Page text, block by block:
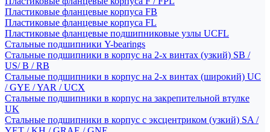
Пластиковые фланцевые корпуса FB
Пластиковые фланцевые корпуса FL
Пластиковые фланцевые подшипниковые узлы UCFL
Стальные подшипники Y-bearings
Стальные подшипники в корпус на 2-х винтах (узкий) SB /
US/ B / RB
Стальные подшипники в корпус на 2-х винтах (широкий) UC
/ GYE / YAR / UCX
Стальные подшипники в корпус на закрепительной втулке
UK
Стальные подшипники в корпус с эксцентриком (узкий) SA /